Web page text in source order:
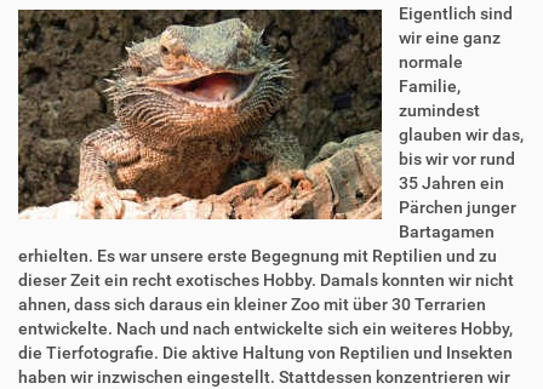
Eigentlich sind
wir eine ganz
normale
Familie,
zumindest
glauben wir das,
bis wir vor rund
35 Jahren ein
Pärchen junger
Bartagamen
erhielten. Es war unsere erste Begegnung mit Reptilien und zu
dieser Zeit ein recht exotisches Hobby. Damals konnten wir nicht
ahnen, dass sich daraus ein kleiner Zoo mit über 30 Terrarien
entwickelte. Nach und nach entwickelte sich ein weiteres Hobby,
die Tierfotografie. Die aktive Haltung von Reptilien und Insekten
haben wir inzwischen eingestellt. Stattdessen konzentrieren wir